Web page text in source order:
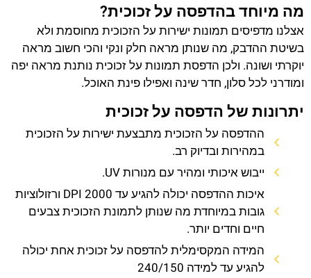
מה מיוחד בהדפסה על זכוכית?
אצלנו מדפיסים תמונות ישירות על הזכוכית מחוסמת ולא
בשיטת ההדבק, מה שנותן מראה חלק ונקי והכי חשוב מראה
יוקרתי ושונה. ולכן הדפסת תמונות על זכוכית נותנת מראה יפה
ומודרני לכל סלון, חדר שינה ואפילו פינת האוכל.
יתרונות של הדפסה על זכוכית
ההדפסה על הזכוכית מתבצעת ישירות על הזכוכית
במהירות ובדיוק רב.
ייבוש איכותי ומהיר עם מנורות UV.
איכות ההדפסה יכולה להגיע עד 2000 DPI ורזולוציות
גובות במיוחדת מה שנותן לתמונת הזכוכית צבעים
חיים וחדים יותר.
המידה המקסימלית להדפסה על זכוכית אחת יכולה
להגיע עד למידה 240/150